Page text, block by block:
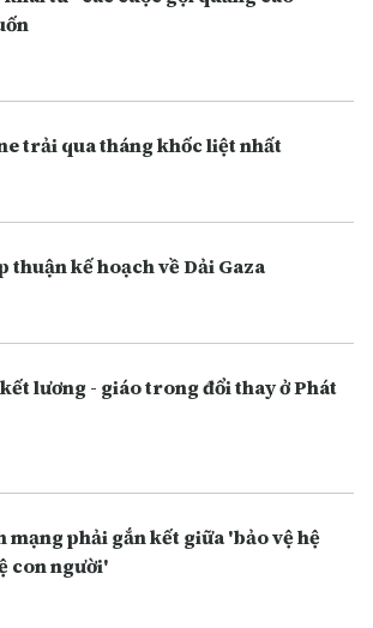
trải qua tháng khốc liệt nhất
thuận kế hoạch về Dải Gaza
lương - giáo trong đổi thay ở Phát
mạng phải gắn kết giữa 'bảo vệ hệ
con người'